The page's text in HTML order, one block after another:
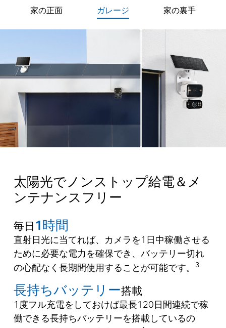
家の正面 ガレージ 家の裏手
4mケーブル
4mケーブル
太陽光でノンストップ給電＆メ
ンテナンスフリー
毎日1時間
直射日光に当てれば、カメラを1日中稼働させる
ために必要な電力を確保でき、バッテリー切れ
の心配なく長期間使用することが可能です。
3
長持ちバッテリー搭載
1度フル充電をしておけば最長120日間連続で稼
働できる長持ちバッテリーを搭載しているの